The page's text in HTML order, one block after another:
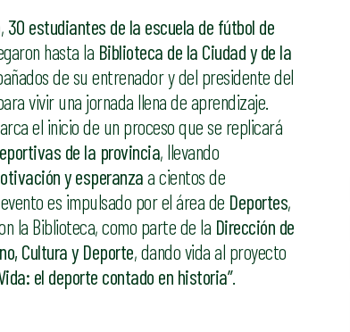
30 estudiantes de la escuela de fútbol de
hasta la Biblioteca de la Ciudad y de la
de su entrenador y del presidente del
vivir una jornada llena de aprendizaje.
el inicio de un proceso que se replicará
de la provincia, llevando
y esperanzaa cientos de
es impulsado por el área de Deportes,
la Biblioteca, como parte de la Dirección de
Cultura y Deporte, dando vida al proyecto
el deporte contado en historia”.